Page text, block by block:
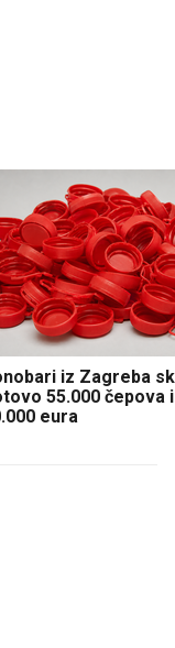
iz Zagreba
55.000 čepova
eura